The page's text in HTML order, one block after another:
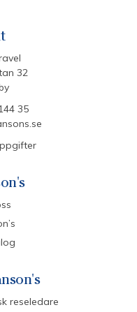
32
35
reseledare